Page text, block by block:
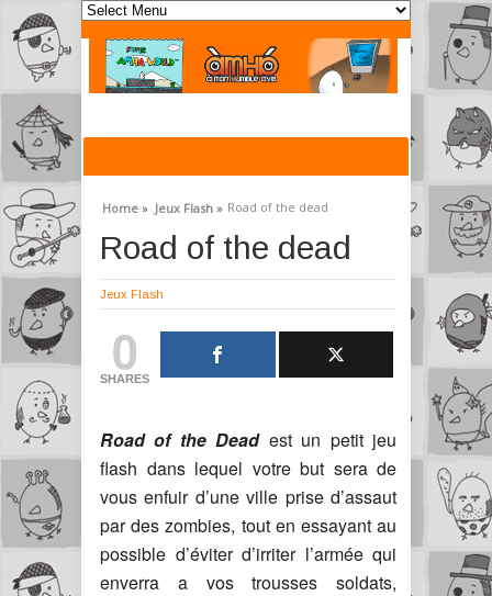
Home » Jeux Flash » Road of the dead
Road of the dead
Jeux Flash
0
SHARES
Road of the Deadest un petit jeu
flash dans lequel votre but sera de
vous enfuir d’une ville prise d’assaut
par des zombies, tout en essayant au
possible d’éviter d’irriter l’armée qui
enverra a vos trousses soldats,